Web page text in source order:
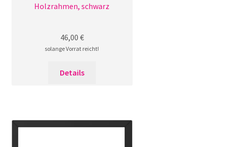
Holzrahmen, schwarz
46,00 €
solange Vorrat reicht!
Details